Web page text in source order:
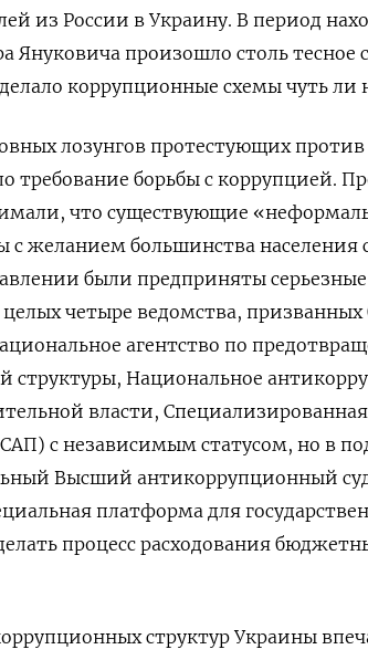
из России в Украину. В период
Януковича произошло столь тесное
коррупционные схемы чуть ли
лозунгов протестующих
требование борьбы с коррупцией.
что существующие
с желанием большинства населения
были предприняты серьезные
четыре ведомства,
агентство по
структуры, Национальное
власти,
с независимым статусом, но в
Высший антикоррупционный
платформа для
процесс расходования
структур Украины